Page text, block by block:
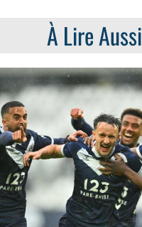
À Lire Aussi